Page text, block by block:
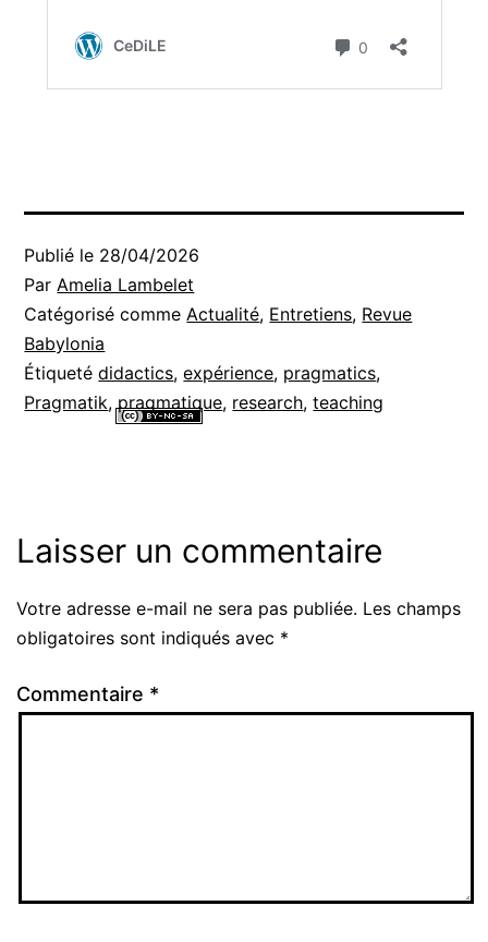
Publié le 28/04/2026
Par Amelia Lambelet
Catégorisé comme Actualité, Entretiens, Revue
Babylonia
Étiquetédidactics,expérience, pragmatics,
Pragmatik, pragmatique, research,teaching
Laisser un commentaire
Votre adresse e-mail ne sera pas publiée. Les champs
obligatoires sont indiqués avec *
Commentaire *
Alternative: